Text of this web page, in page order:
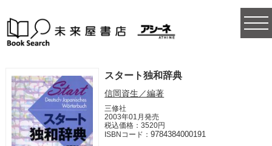
スタート独和辞典
信岡資生／編著
三修社
2003年01月発売
税込価格：3520円
ISBNコード：9784384000191